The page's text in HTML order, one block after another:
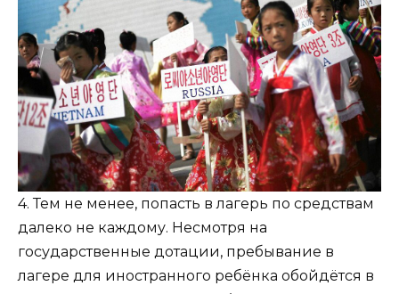
4. Тем не менее, попасть в лагерь по средствам
далеко не каждому. Несмотря на
государственные дотации, пребывание в
лагере для иностранного ребёнка обойдётся в